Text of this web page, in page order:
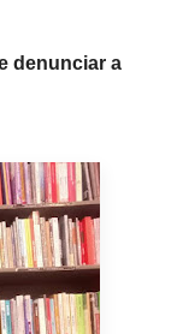
denunciar a